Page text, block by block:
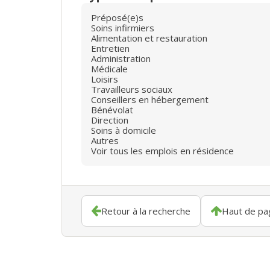
Préposé(e)s
Soins infirmiers
Alimentation et restauration
Entretien
Administration
Médicale
Loisirs
Travailleurs sociaux
Conseillers en hébergement
Bénévolat
Direction
Soins à domicile
Autres
Voir tous les emplois en résidence
Retour à la recherche Haut de